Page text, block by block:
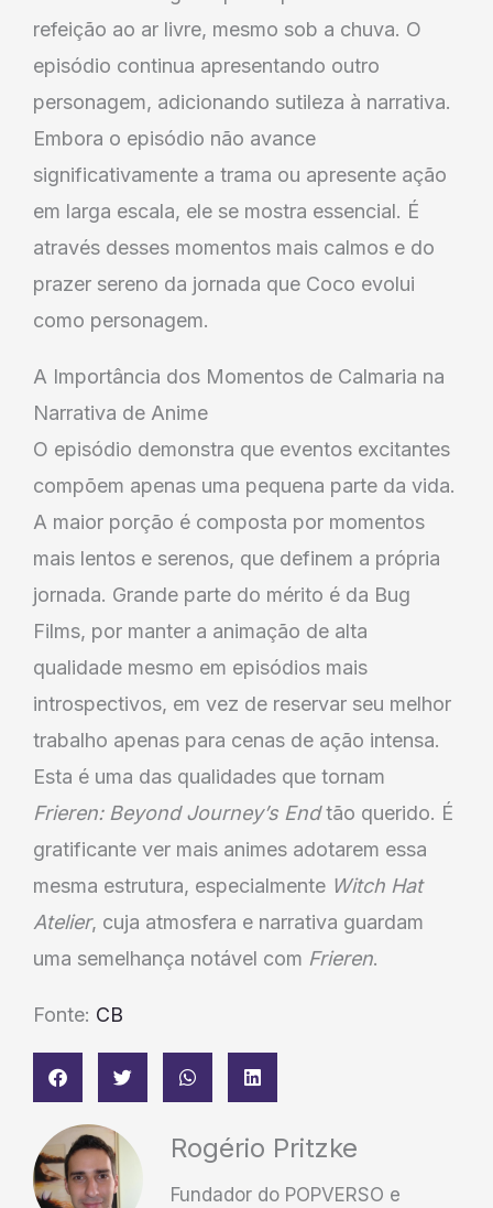
refeição ao ar livre, mesmo sob a chuva. O
episódio continua apresentando outro
personagem, adicionando sutileza à narrativa.
Embora o episódio não avance
significativamente a trama ou apresente ação
em larga escala, ele se mostra essencial. É
através desses momentos mais calmos e do
prazer sereno da jornada que Coco evolui
como personagem.
A Importância dos Momentos de Calmaria na
Narrativa de Anime
O episódio demonstra que eventos excitantes
compõem apenas uma pequena parte da vida.
A maior porção é composta por momentos
mais lentos e serenos, que definem a própria
jornada. Grande parte do mérito é da Bug
Films, por manter a animação de alta
qualidade mesmo em episódios mais
introspectivos, em vez de reservar seu melhor
trabalho apenas para cenas de ação intensa.
Esta é uma das qualidades que tornam
Frieren: Beyond Journey’s Endtão querido. É
gratificante ver mais animes adotarem essa
mesma estrutura, especialmente Witch Hat
Atelier, cuja atmosfera e narrativa guardam
uma semelhança notável com Frieren.
Fonte: CB
Rogério Pritzke
Fundador do POPVERSO e